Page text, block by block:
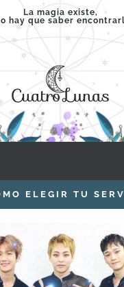
La magia existe,
hay que saber
ELEGIR TU